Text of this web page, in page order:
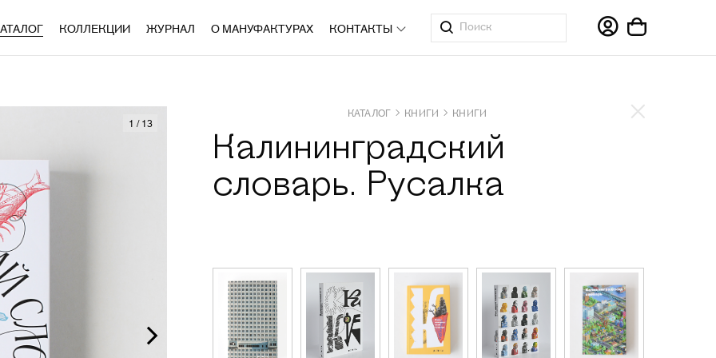
КОЛЛЕКЦИИ ЖУРНАЛ О МАНУФАКТУРАХ КОНТАКТЫ
1 / 13
КАТАЛОГ КНИГИ КНИГИ
Калининградский
словарь. Русалка